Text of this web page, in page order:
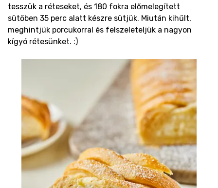
tesszük a réteseket, és 180 fokra előmelegített
sütőben 35 perc alatt készre sütjük. Miután kihűlt,
meghintjük porcukorral és felszeleteljük a nagyon
kígyó rétesünket. :)